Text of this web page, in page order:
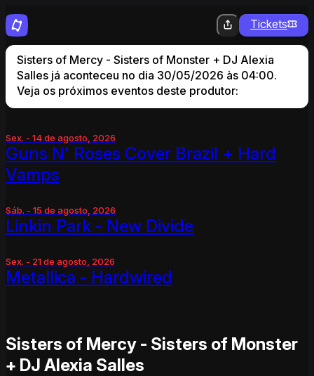
Tickets
Sisters of Mercy - Sisters of Monster + DJ Alexia
Salles já aconteceu no dia 30/05/2026 às 04:00.
Veja os próximos eventos deste produtor:
Sex. - 14 de agosto, 2026
Guns N' Roses Cover Brazil + Hard
Vamps
Sáb. - 15 de agosto, 2026
Linkin Park - New Divide
Sex. - 21 de agosto, 2026
Metallica - Hardwired
Sisters of Mercy - Sisters of Monster
+ DJ Alexia Salles